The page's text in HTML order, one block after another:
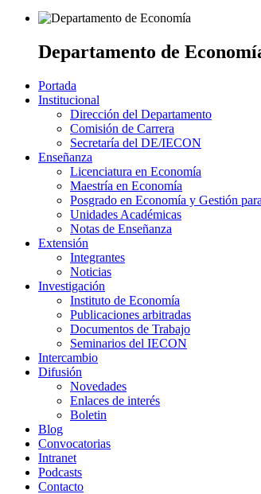
Departamento de
Portada
Institucional
Dirección del Departamento
Comisión de Carrera
Secretaría del DE/IECON
Enseñanza
Licenciatura en Economía
Maestría en Economía
Posgrado en Economía y Gestión
Unidades Académicas
Notas de Enseñanza
Extensión
Integrantes
Noticias
Investigación
Instituto de Economía
Publicaciones arbitradas
Documentos de Trabajo
Seminarios del IECON
Intercambio
Difusión
Novedades
Enlaces de interés
Boletin
Blog
Convocatorias
Intranet
Podcasts
Contacto